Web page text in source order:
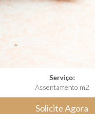
Serviço:
Assentamento m2
Solicite Agora